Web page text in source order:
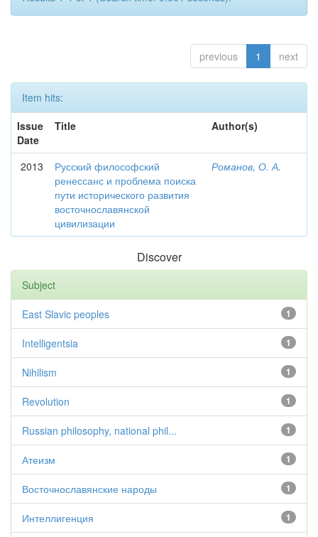
previous 1 next
Item hits:
Issue
Date
Title Author(s)
2013
Русский философский
ренессанс и проблема поиска
пути исторического развития
восточнославянской
цивилизации
Романов, О. А.
Discover
Subject
1
East Slavic peoples
1
Intelligentsia
1
Nihilism
1
Revolution
1
Russian philosophy, national phil...
1
Атеизм
1
Восточнославянские народы
1
Интеллигенция